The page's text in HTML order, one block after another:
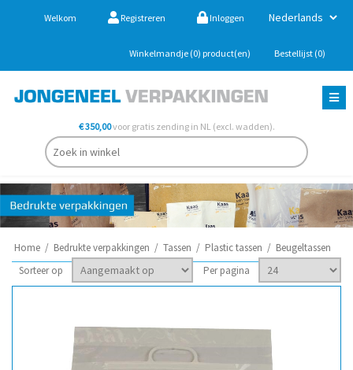
Welkom Registreren Inloggen
Winkelmandje (0) product(en) Bestellijst (0)
€ 350,00voor gratis zending in NL (excl. wadden).
Home / Bedrukte verpakkingen / Tassen / Plastic tassen / Beugeltassen
Sorteer op
Per pagina